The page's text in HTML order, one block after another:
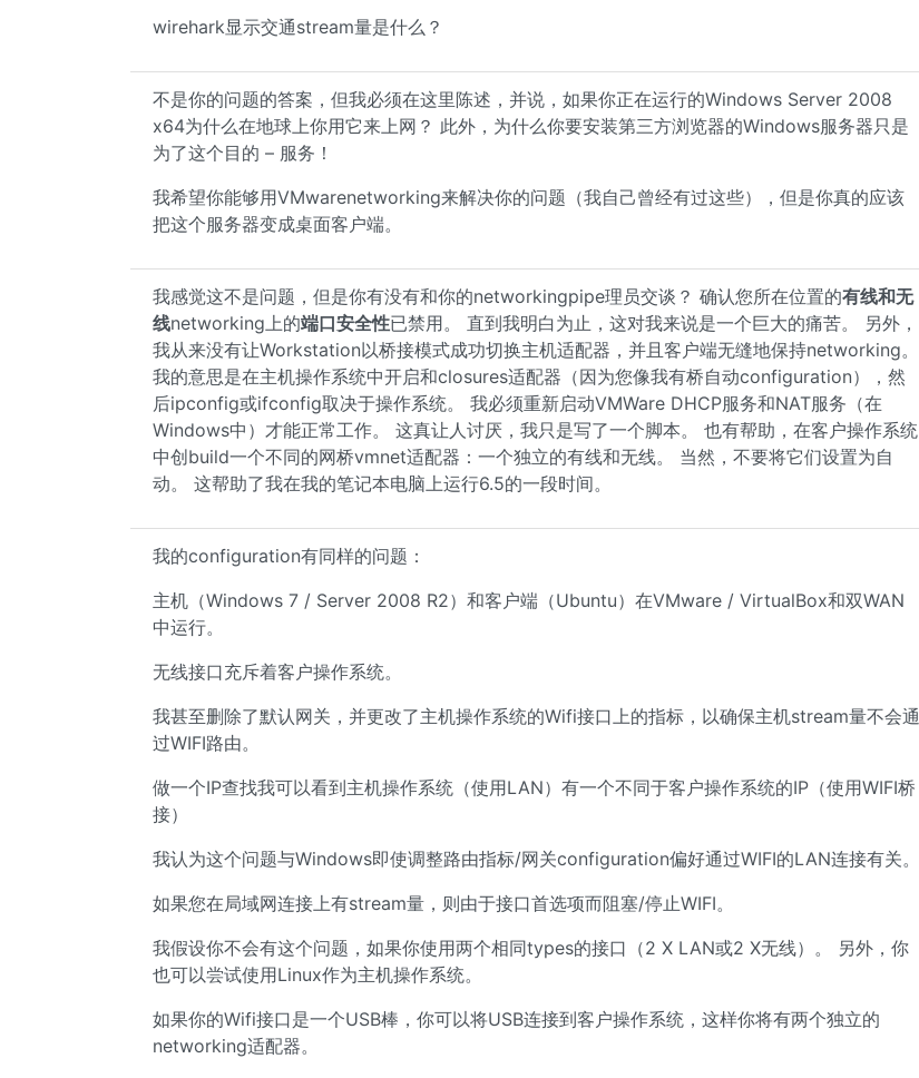
wirehark显示交通stream量是什么？
不是你的问题的答案，但我必须在这里陈述，并说，如果你正在运行的Windows Server 2008
x64为什么在地球上你用它来上网？ 此外，为什么你要安装第三方浏览器的Windows服务器只是
为了这个目的 – 服务！
我希望你能够用VMwarenetworking来解决你的问题（我自己曾经有过这些），但是你真的应该
把这个服务器变成桌面客户端。
我感觉这不是问题，但是你有没有和你的networkingpipe理员交谈？ 确认您所在位置的有线和无
线networking上的端口安全性已禁用。 直到我明白为止，这对我来说是一个巨大的痛苦。 另外，
我从来没有让Workstation以桥接模式成功切换主机适配器，并且客户端无缝地保持networking。
我的意思是在主机操作系统中开启和closures适配器（因为您像我有桥自动configuration），然
后ipconfig或ifconfig取决于操作系统。 我必须重新启动VMWare DHCP服务和NAT服务（在
Windows中）才能正常工作。 这真让人讨厌，我只是写了一个脚本。 也有帮助，在客户操作系统
中创build一个不同的网桥vmnet适配器：一个独立的有线和无线。 当然，不要将它们设置为自
动。 这帮助了我在我的笔记本电脑上运行6.5的一段时间。
我的configuration有同样的问题：
主机（Windows 7 / Server 2008 R2）和客户端（Ubuntu）在VMware / VirtualBox和双WAN
中运行。
无线接口充斥着客户操作系统。
我甚至删除了默认网关，并更改了主机操作系统的Wifi接口上的指标，以确保主机stream量不会通
过WIFI路由。
做一个IP查找我可以看到主机操作系统（使用LAN）有一个不同于客户操作系统的IP（使用WIFI桥
接）
我认为这个问题与Windows即使调整路由指标/网关configuration偏好通过WIFI的LAN连接有关。
如果您在局域网连接上有stream量，则由于接口首选项而阻塞/停止WIFI。
我假设你不会有这个问题，如果你使用两个相同types的接口（2 X LAN或2 X无线）。 另外，你
也可以尝试使用Linux作为主机操作系统。
如果你的Wifi接口是一个USB棒，你可以将USB连接到客户操作系统，这样你将有两个独立的
networking适配器。